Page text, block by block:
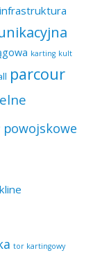
infrastruktura
karting kult
parcour
powojskowe
tor kartingowy